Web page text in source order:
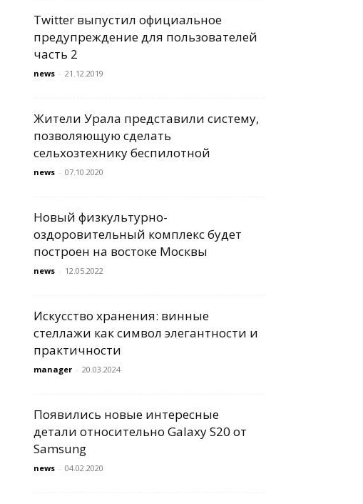
Twitter выпустил официальное
предупреждение для пользователей
часть 2
news - 21.12.2019
Жители Урала представили систему,
позволяющую сделать
сельхозтехнику беспилотной
news - 07.10.2020
Новый физкультурно-
оздоровительный комплекс будет
построен на востоке Москвы
news - 12.05.2022
Искусство хранения: винные
стеллажи как символ элегантности и
практичности
manager - 20.03.2024
Появились новые интересные
детали относительно Galaxy S20 от
Samsung
news - 04.02.2020